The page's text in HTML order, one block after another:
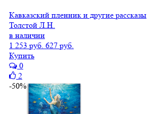
Кавказский пленник и другие рассказы
Толстой Л.Н.
в наличии
1 253 руб. 627 руб.
Купить
0
2
-50%